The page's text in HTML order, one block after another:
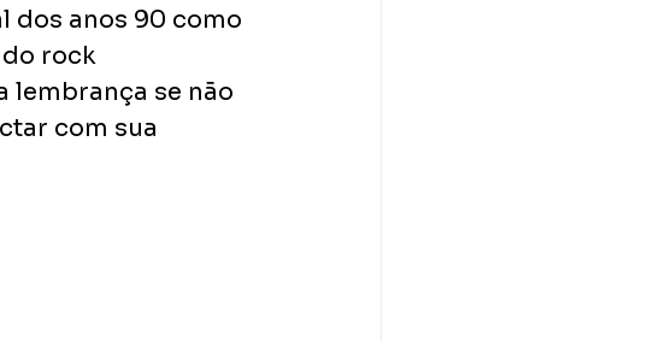
dos anos 90 como
do rock
lembrança se não
com sua